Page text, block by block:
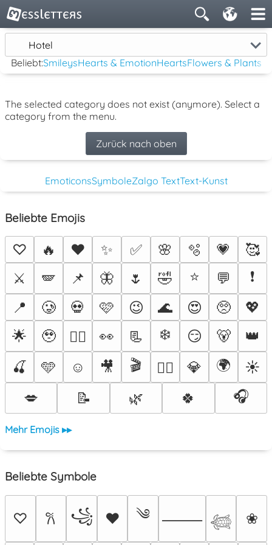
Hotel
Beliebt:SmileysHearts & EmotionHeartsFlowers & Plants
The selected category does not exist (anymore). Select a
category from the menu.
Zurück nach oben
EmoticonsSymboleZalgo TextText-Kunst
Beliebte Emojis
♡ 🔥 ❤️ ✨ ✅ 🌸 🫧 💗
🥰
⚔️
🪽 📌 🦋 🌷 🤣 ⭐ 💬
❗
📍
🥲 💀 🩷 😉 🌊 😍 🥺
💖
🌟
🥹 ❤️‍🔥 👀 📃 ❄️ 😏 🐻
👑
🍒
🩵 ☺️ 🎥 🎬 🐦‍🔥 💎 🌍
☀️
💋
📝 🌿 🍀 🎧
Mehr Emojis ▸▸
Beliebte Symbole
♡ 𐙚 ꧁ ♥ ༄ ⸻ 𓆉 ❀